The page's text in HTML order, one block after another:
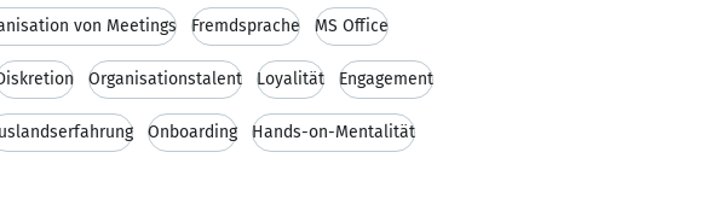
von Meetings Fremdsprache MS Office
Organisationstalent Loyalität Engagement
Onboarding Hands-on-Mentalität